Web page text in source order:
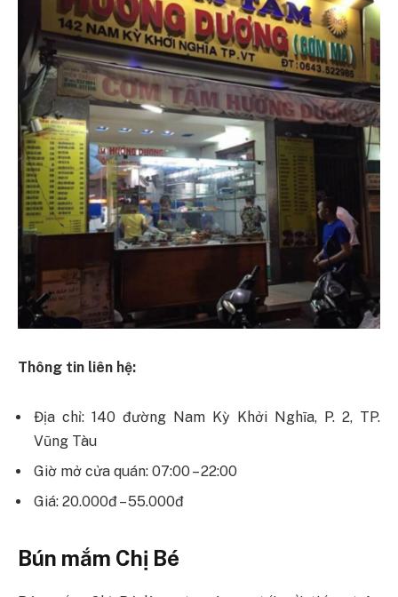
Thông tin liên hệ:
Địa chỉ: 140 đường Nam Kỳ Khởi Nghĩa, P. 2, TP.
Vũng Tàu
Giờ mở cửa quán: 07:00 – 22:00
Giá: 20.000đ – 55.000đ
Bún mắm Chị Bé